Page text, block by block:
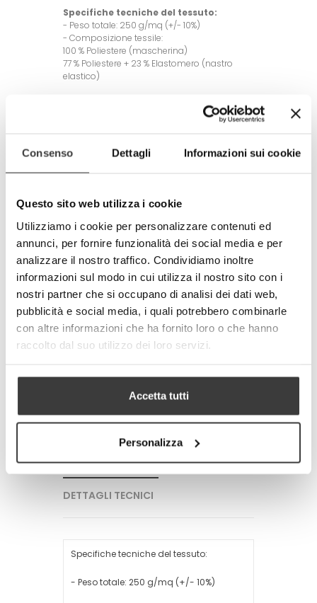
Consenso Dettagli Informazioni sui cookie
Questo sito web utilizza i cookie
Utilizziamo i cookie per personalizzare contenuti ed
annunci, per fornire funzionalità dei social media e per
analizzare il nostro traffico. Condividiamo inoltre
informazioni sul modo in cui utilizza il nostro sito con i
nostri partner che si occupano di analisi dei dati web,
pubblicità e social media, i quali potrebbero combinarle
con altre informazioni che ha fornito loro o che hanno
raccolto dal suo utilizzo dei loro servizi.
Accetta tutti
Personalizza
Specifiche tecniche del tessuto:
- Peso totale: 250 g/mq (+/- 10%)
- Composizione tessile:
100 % Poliestere (mascherina)
77 % Poliestere + 23 % Elastomero (nastro
elastico)
Dimensioni bambino: 14x14x6 cm
- Lavare prima del suo utilizzo rimuovendo
mascherina. Il prodotto è lavabile in lavatrice
E’ consigliabile stirare sempre la mascherina
dopo il suo lavaggio poiché la stiratura
consente allo strato in TNT filtrante di essere
sempre compatto aumentando le
performance di filtrazione.
- +
Share
Google+
Pinterest
DETTAGLI TECNICI
Specifiche tecniche del tessuto:
- Peso totale: 250 g/mq (+/- 10%)